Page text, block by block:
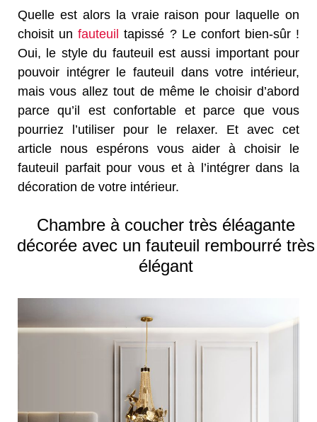
Quelle est alors la vraie raison pour laquelle on
choisit unfauteuil tapissé ? Le confort bien-sûr !
Oui, le style du fauteuil est aussi important pour
pouvoir intégrer le fauteuil dans votre intérieur,
mais vous allez tout de même le choisir d’abord
parce qu’il est confortable et parce que vous
pourriez l’utiliser pour le relaxer. Et avec cet
article nous espérons vous aider à choisir le
fauteuil parfait pour vous et à l’intégrer dans la
décoration de votre intérieur.
Chambre à coucher très éléagante
décorée avec un fauteuil rembourré très
élégant